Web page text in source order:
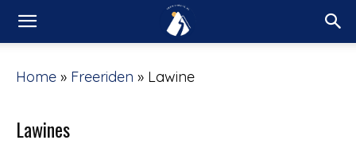
Home » Freeriden » Lawine
Lawines